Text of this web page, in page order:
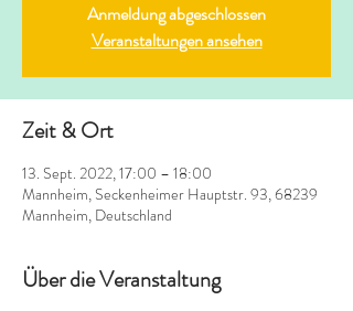
Anmeldung abgeschlossen
Veranstaltungen ansehen
Zeit & Ort
13. Sept. 2022, 17:00 – 18:00
Mannheim, Seckenheimer Hauptstr. 93, 68239
Mannheim, Deutschland
Über die Veranstaltung